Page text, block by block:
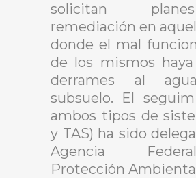
solicitan
remediación en
donde el mal
de los mismos haya
derrames al
subsuelo. El
ambos tipos de
y TAS) ha sido
Agencia
Protección